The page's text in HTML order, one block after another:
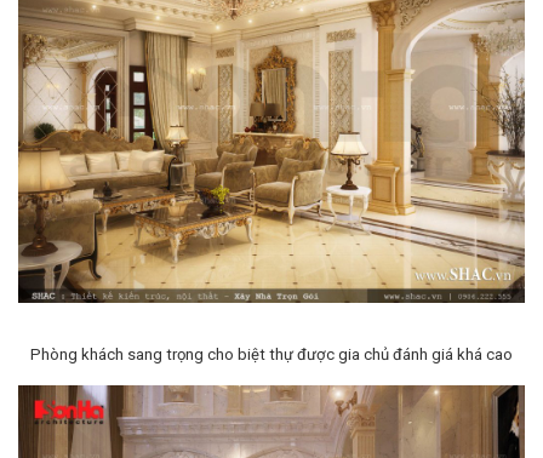
Phòng khách sang trọng cho biệt thự được gia chủ đánh giá khá cao